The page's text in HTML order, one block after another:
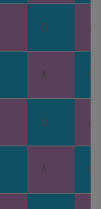
O A
A O
O A
A O